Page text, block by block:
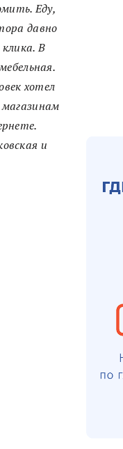
Еду,
давно
В
хотел
и